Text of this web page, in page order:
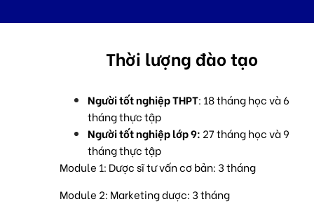
Thời lượng đào tạo
Người tốt nghiệp THPT: 18 tháng học và 6
tháng thực tập
Người tốt nghiệp lớp 9: 27 tháng học và 9
tháng thực tập
Module 1: Dược sĩ tư vấn cơ bản: 3 tháng
Module 2: Marketing dược: 3 tháng